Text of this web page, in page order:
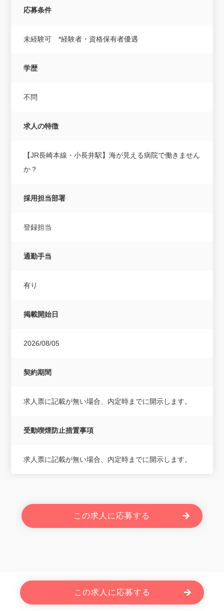
応募条件
未経験可 *経験者・資格保有者優遇
学歴
不問
求人の特徴
【JR長崎本線・小長井駅】海が見える病院で働きません
か？
採用担当部署
登録担当
通勤手当
有り
掲載開始日
2026/08/05
契約期間
求人票に記載が無い場合、内定時までに開示します。
受動喫煙防止措置事項
求人票に記載が無い場合、内定時までに開示します。
この求人に応募する
この求人に応募する
Powered By JOBOLE.